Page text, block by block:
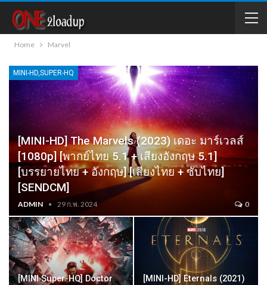
Home Marvel
MINI-HD,SUPER-HQ
[MINI-HD] The Marvels (2023) เดอะ มาร์เวลส์
[1080p] [พากย์ไทย 5.1 + เสียงอังกฤษ 5.1]
[บรรยายไทย + อังกฤษ] [เสียงไทย + ซับไทย]
[SENDCM]
ADMIN 29 ก.พ. 2024 0
[MINI Super-HQ] Doctor
[MINI-HD] Eternals (2021)